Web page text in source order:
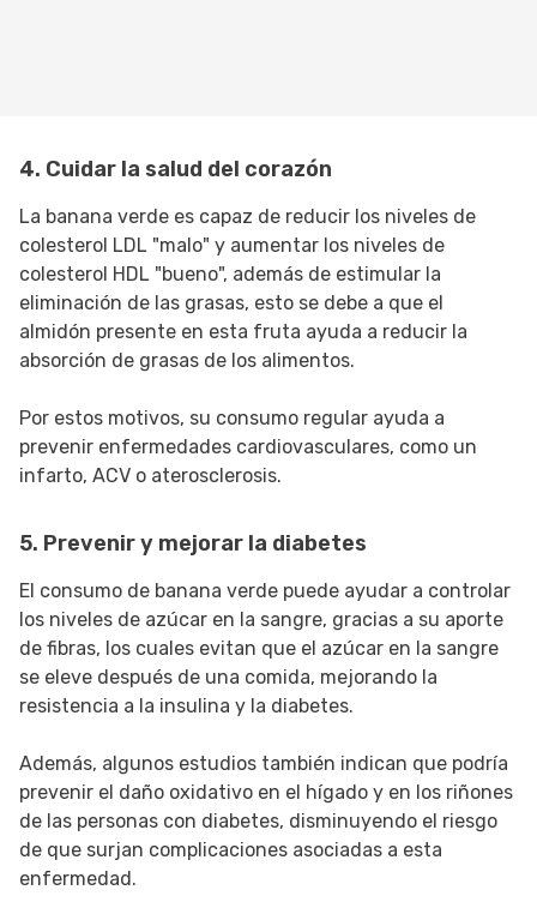
4. Cuidar la salud del corazón
La banana verde es capaz de reducir los niveles de
colesterol LDL "malo" y aumentar los niveles de
colesterol HDL "bueno", además de estimular la
eliminación de las grasas, esto se debe a que el
almidón presente en esta fruta ayuda a reducir la
absorción de grasas de los alimentos.
Por estos motivos, su consumo regular ayuda a
prevenir enfermedades cardiovasculares, como un
infarto, ACV o aterosclerosis.
5. Prevenir y mejorar la diabetes
El consumo de banana verde puede ayudar a controlar
los niveles de azúcar en la sangre, gracias a su aporte
de fibras, los cuales evitan que el azúcar en la sangre
se eleve después de una comida, mejorando la
resistencia a la insulina y la diabetes.
Además, algunos estudios también indican que podría
prevenir el daño oxidativo en el hígado y en los riñones
de las personas con diabetes, disminuyendo el riesgo
de que surjan complicaciones asociadas a esta
enfermedad.